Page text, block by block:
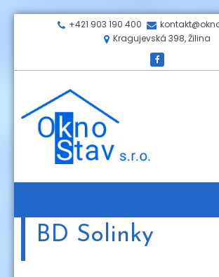
+421 903 190 400
Kragujevská 398, Žilina
BD Solinky